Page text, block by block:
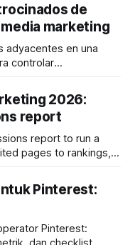
de
marketing
adyacentes en una
controlar
2026:
report
report to run a
pages to rankings,
Pinterest:
Pinterest: